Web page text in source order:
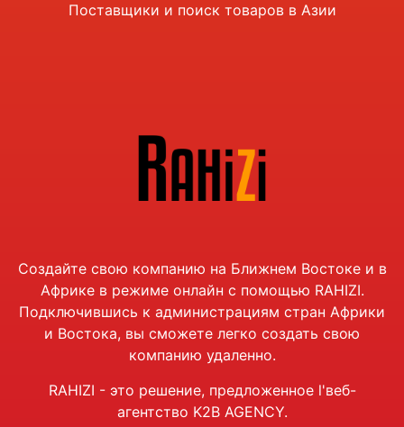
Поставщики и поиск товаров в Азии
Создайте свою компанию на Ближнем Востоке и в
Африке в режиме онлайн с помощью RAHIZI.
Подключившись к администрациям стран Африки
и Востока, вы сможете легко создать свою
компанию удаленно.
RAHIZI - это решение, предложенное l'веб-
агентство K2B AGENCY.